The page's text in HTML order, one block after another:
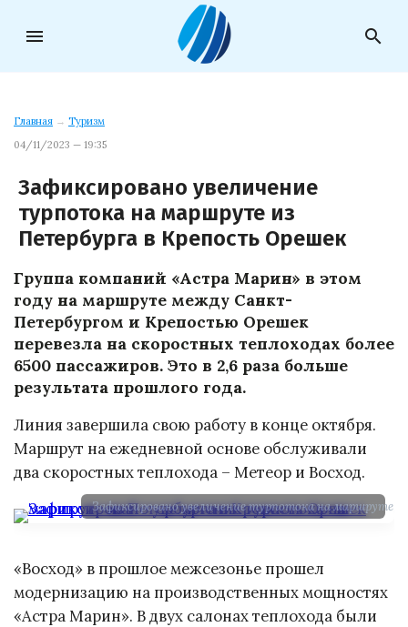
menu search
Главная → Туризм
04/11/2023 — 19:35
Зафиксировано увеличение
турпотока на маршруте из
Петербурга в Крепость Орешек
Группа компаний «Астра Марин» в этом
году на маршруте между Санкт-
Петербургом и Крепостью Орешек
перевезла на скоростных теплоходах более
6500 пассажиров. Это в 2,6 раза больше
результата прошлого года.
Линия завершила свою работу в конце октября.
Маршрут на ежедневной основе обслуживали
два скоростных теплохода – Метеор и Восход.
Зафиксировано увеличение турпотока на маршруте
«Восход» в прошлое межсезонье прошел
модернизацию на производственных мощностях
«Астра Марин». В двух салонах теплохода были